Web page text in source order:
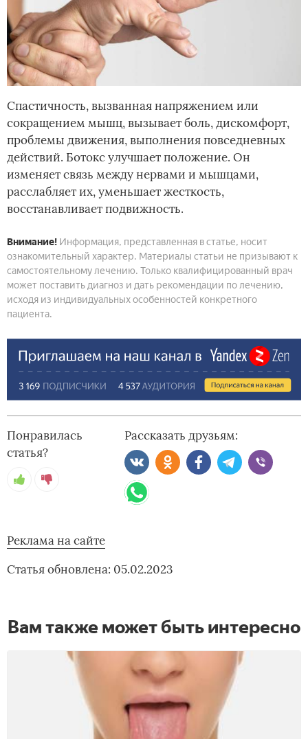
Спастичность, вызванная напряжением или
сокращением мышц, вызывает боль, дискомфорт,
проблемы движения, выполнения повседневных
действий. Ботокс улучшает положение. Он
изменяет связь между нервами и мышцами,
расслабляет их, уменьшает жесткость,
восстанавливает подвижность.
Внимание! Информация, представленная в статье, носит
ознакомительный характер. Материалы статьи не призывают к
самостоятельному лечению. Только квалифицированный врач
может поставить диагноз и дать рекомендации по лечению,
исходя из индивидуальных особенностей конкретного
пациента.
Понравилась
статья?
Рассказать друзьям:
Реклама на сайте
Статья обновлена: 05.02.2023
Вам также может быть интересно